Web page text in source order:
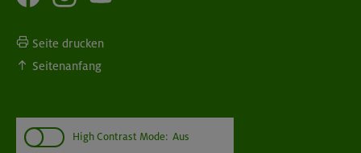
Seite drucken
Seitenanfang
High Contrast Mode: Aus